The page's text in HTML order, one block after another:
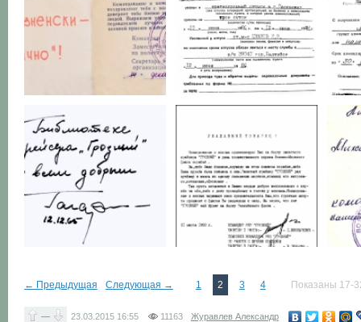
← Предыдущая Следующая → 1 2 3 4 Показаны 17-
— 23.03.2015 16:55 11163 Журавлев Александр